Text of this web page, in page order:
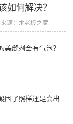
如何解决？
来源：地老板之家
美缝剂会有气泡？
固了照样还是会出